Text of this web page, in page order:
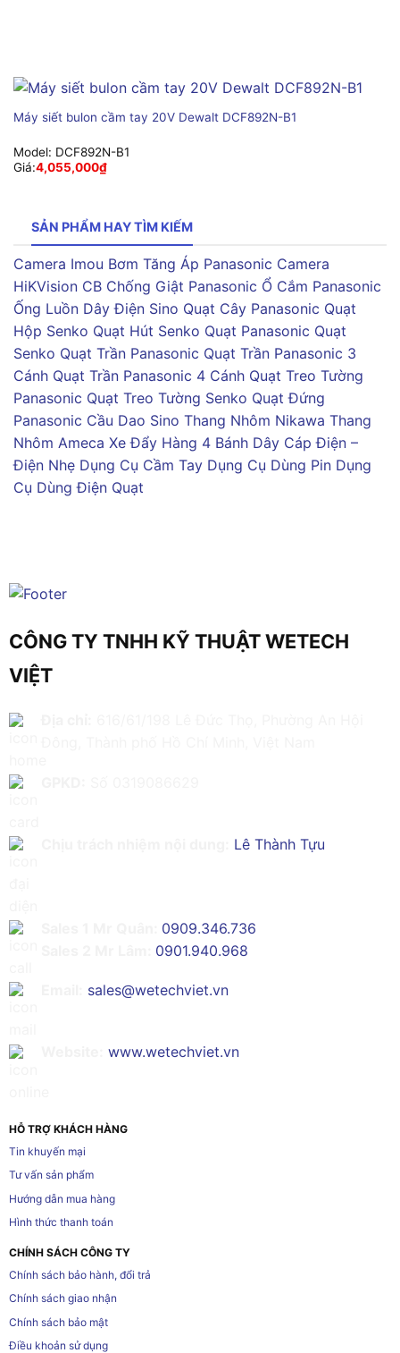
Máy siết bulon cầm tay 20V Dewalt DCF892N-B1
Model: DCF892N-B1
Giá:4,055,000₫
SẢN PHẨM HAY TÌM KIẾM
Camera Imou Bơm Tăng Áp Panasonic Camera
HiKVision CB Chống Giật Panasonic Ổ Cắm Panasonic
Ống Luồn Dây Điện Sino Quạt Cây Panasonic Quạt
Hộp Senko Quạt Hút Senko Quạt Panasonic Quạt
Senko Quạt Trần Panasonic Quạt Trần Panasonic 3
Cánh Quạt Trần Panasonic 4 Cánh Quạt Treo Tường
Panasonic Quạt Treo Tường Senko Quạt Đứng
Panasonic Cầu Dao Sino Thang Nhôm Nikawa Thang
Nhôm Ameca Xe Đẩy Hàng 4 Bánh Dây Cáp Điện –
Điện Nhẹ Dụng Cụ Cầm Tay Dụng Cụ Dùng Pin Dụng
Cụ Dùng Điện Quạt
CÔNG TY TNHH KỸ THUẬT WETECH
VIỆT
Lê Thành Tựu
0909.346.736
0901.940.968
sales@wetechviet.vn
www.wetechviet.vn
HỖ TRỢ KHÁCH HÀNG
Tin khuyến mại
Tư vấn sản phẩm
Hướng dẫn mua hàng
Hình thức thanh toán
CHÍNH SÁCH CÔNG TY
Chính sách bảo hành, đổi trả
Chính sách giao nhận
Chính sách bảo mật
Điều khoản sử dụng